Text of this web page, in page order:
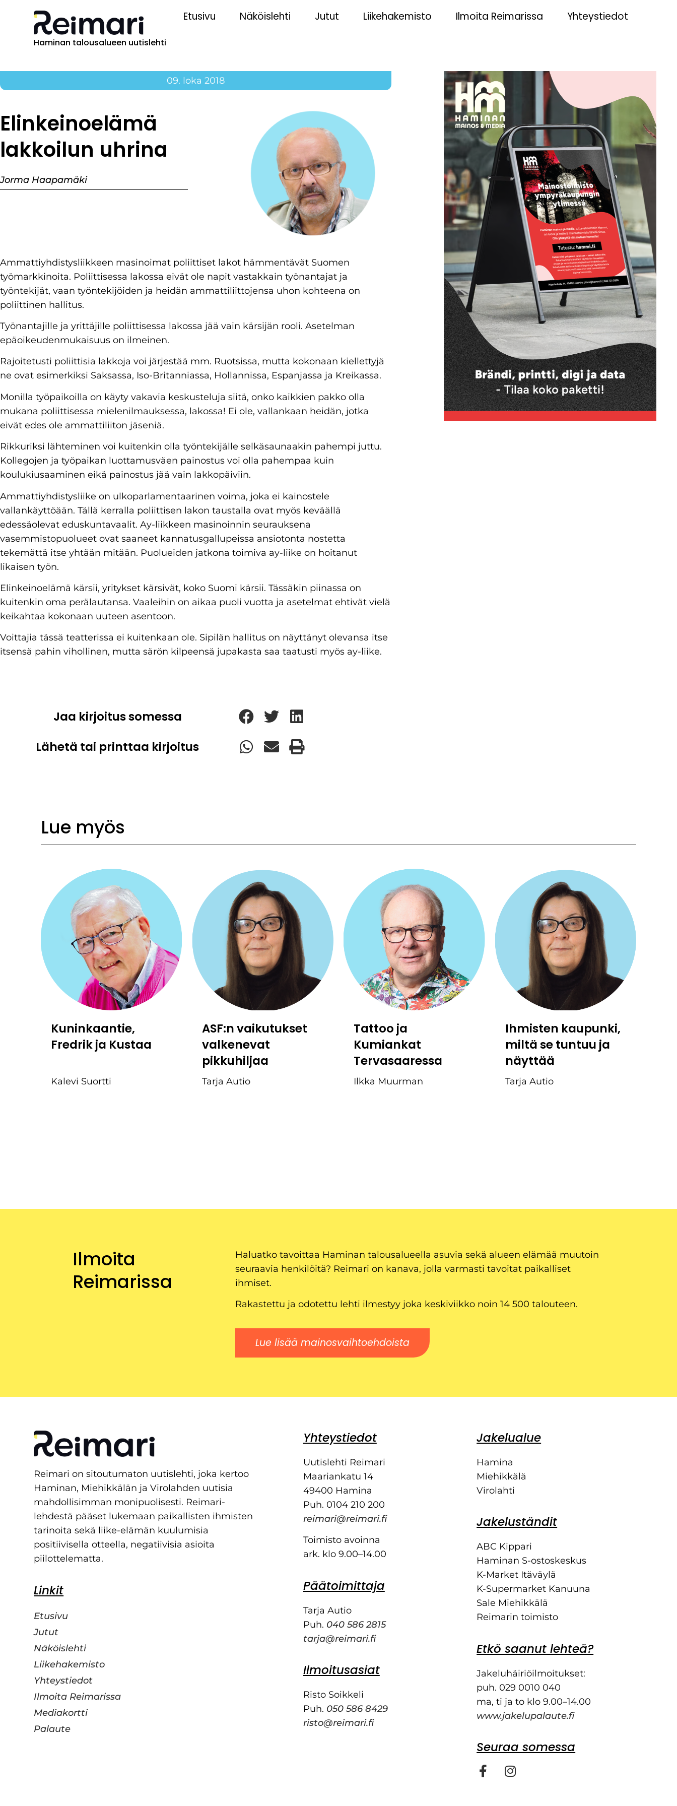
Haminan talousalueen uutislehti
Etusivu Näköislehti Jutut Liikehakemisto Ilmoita Reimarissa Yhteystiedot
09. loka 2018
Elinkeinoelämä
lakkoilun uhrina
Jorma Haapamäki
Ammattiyhdistysliikkeen masinoimat poliittiset lakot hämmentävät Suomen
työmarkkinoita. Poliittisessa lakossa eivät ole napit vastakkain työnantajat ja
työntekijät, vaan työntekijöiden ja heidän ammattiliittojensa uhon kohteena on
poliittinen hallitus.
Työnantajille ja yrittäjille poliittisessa lakossa jää vain kärsijän rooli. Asetelman
epäoikeudenmukaisuus on ilmeinen.
Rajoitetusti poliittisia lakkoja voi järjestää mm. Ruotsissa, mutta kokonaan kiellettyjä
ne ovat esimerkiksi Saksassa, Iso-Britanniassa, Hollannissa, Espanjassa ja Kreikassa.
Monilla työpaikoilla on käyty vakavia keskusteluja siitä, onko kaikkien pakko olla
mukana poliittisessa mielenilmauksessa, lakossa! Ei ole, vallankaan heidän, jotka
eivät edes ole ammattiliiton jäseniä.
Rikkuriksi lähteminen voi kuitenkin olla työntekijälle selkäsaunaakin pahempi juttu.
Kollegojen ja työpaikan luottamusväen painostus voi olla pahempaa kuin
koulukiusaaminen eikä painostus jää vain lakkopäiviin.
Ammattiyhdistysliike on ulkoparlamentaarinen voima, joka ei kainostele
vallankäyttöään. Tällä kerralla poliittisen lakon taustalla ovat myös keväällä
edessäolevat eduskuntavaalit. Ay-liikkeen masinoinnin seurauksena
vasemmistopuolueet ovat saaneet kannatusgallupeissa ansiotonta nostetta
tekemättä itse yhtään mitään. Puolueiden jatkona toimiva ay-liike on hoitanut
likaisen työn.
Elinkeinoelämä kärsii, yritykset kärsivät, koko Suomi kärsii. Tässäkin piinassa on
kuitenkin oma perälautansa. Vaaleihin on aikaa puoli vuotta ja asetelmat ehtivät vielä
keikahtaa kokonaan uuteen asentoon.
Voittajia tässä teatterissa ei kuitenkaan ole. Sipilän hallitus on näyttänyt olevansa itse
itsensä pahin vihollinen, mutta särön kilpeensä jupakasta saa taatusti myös ay-liike.
Jaa kirjoitus somessa
Lähetä tai printtaa kirjoitus
Lue myös
Kuninkaantie,
Fredrik ja Kustaa
Kalevi Suortti
ASF:n vaikutukset
valkenevat
pikkuhiljaa
Tarja Autio
Tattoo ja
Kumiankat
Tervasaaressa
Ilkka Muurman
Ihmisten kaupunki,
miltä se tuntuu ja
näyttää
Tarja Autio
Ilmoita
Reimarissa
Haluatko tavoittaa Haminan talousalueella asuvia sekä alueen elämää muutoin
seuraavia henkilöitä? Reimari on kanava, jolla varmasti tavoitat paikalliset
ihmiset.
Rakastettu ja odotettu lehti ilmestyy joka keskiviikko noin 14 500 talouteen.
Lue lisää mainosvaihtoehdoista
Reimari on sitoutumaton uutislehti, joka kertoo
Haminan, Miehikkälän ja Virolahden uutisia
mahdollisimman monipuolisesti. Reimari-
lehdestä pääset lukemaan paikallisten ihmisten
tarinoita sekä liike-elämän kuulumisia
positiivisella otteella, negatiivisia asioita
piilottelematta.
Linkit
Etusivu
Jutut
Näköislehti
Liikehakemisto
Yhteystiedot
Ilmoita Reimarissa
Mediakortti
Palaute
Yhteystiedot
Uutislehti Reimari
Maariankatu 14
49400 Hamina
Puh. 0104 210 200
reimari@reimari.fi
Toimisto avoinna
ark. klo 9.00–14.00
Päätoimittaja
Tarja Autio
Puh. 040 586 2815
tarja@reimari.fi
Ilmoitusasiat
Risto Soikkeli
Puh. 050 586 8429
risto@reimari.fi
Jakelualue
Hamina
Miehikkälä
Virolahti
Jakeluständit
ABC Kippari
Haminan S-ostoskeskus
K-Market Itäväylä
K-Supermarket Kanuuna
Sale Miehikkälä
Reimarin toimisto
Etkö saanut lehteä?
Jakeluhäiriöilmoitukset:
puh. 029 0010 040
ma, ti ja to klo 9.00–14.00
www.jakelupalaute.fi
Seuraa somessa